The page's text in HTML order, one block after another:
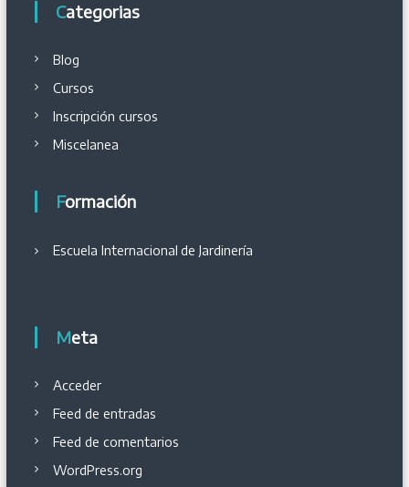
Categorias
Blog
Cursos
Inscripción cursos
Miscelanea
Formación
Escuela Internacional de Jardinería
Meta
Acceder
Feed de entradas
Feed de comentarios
WordPress.org